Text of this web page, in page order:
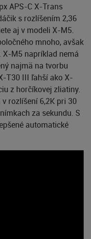
APS-C X-Trans
s rozlíšením 2,36
aj v modeli X-M5.
mnoho, avšak
M5 napríklad nemá
najmä na tvorbu
T30 III ľahší ako X-
z horčíkovej zliatiny.
rozlíšení 6,2K pri 30
za sekundu. S
automatické